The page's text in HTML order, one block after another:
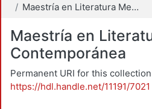
Maestría en Literatura Mexicana Contemporánea
Maestría en
Contemporánea
Permanent URI for this collection
https://hdl.handle.net/11191/7021